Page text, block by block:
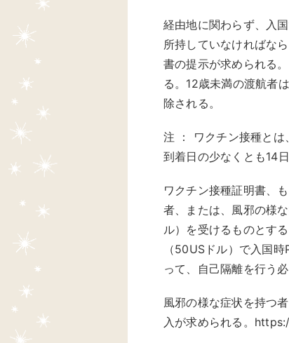
経由地に関わらず、入
所持していなければな
書の提示が求められる
る。12歳未満の渡航者
除される。
注 ： ワクチン接種とは
到着日の少なくとも14
ワクチン接種証明書、
者、または、風邪の様
ル）を受けるものとす
（50USドル）で入国
って、自己隔離を行う必
風邪の様な症状を持つ
入が求められる。